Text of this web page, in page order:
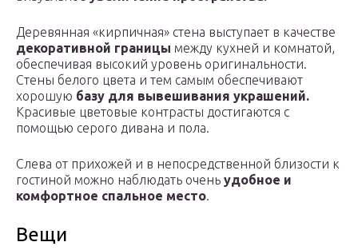
Деревянная «кирпичная» стена выступает в качестве
декоративной границы между кухней и комнатой,
обеспечивая высокий уровень оригинальности.
Стены белого цвета и тем самым обеспечивают
хорошую базу для вывешивания украшений.
Красивые цветовые контрасты достигаются с
помощью серого дивана и пола.
Слева от прихожей и в непосредственной близости к
гостиной можно наблюдать очень удобное и
комфортное спальное место.
Вещи